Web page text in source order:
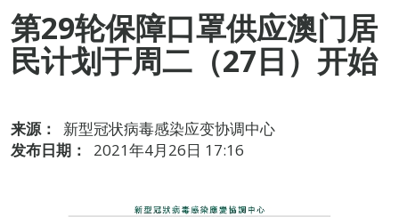
第29轮保障口罩供应澳门居
民计划于周二（27日）开始
来源：
新型冠状病毒感染应变协调中心
发布日期：
2021年4月26日 17:16